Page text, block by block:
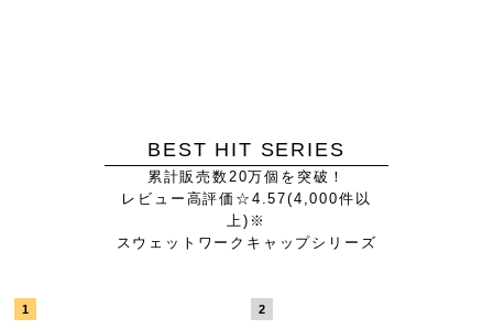
BEST HIT SERIES
累計販売数20万個を突破！
レビュー高評価☆4.57(4,000件以
上)※
スウェットワークキャップシリーズ